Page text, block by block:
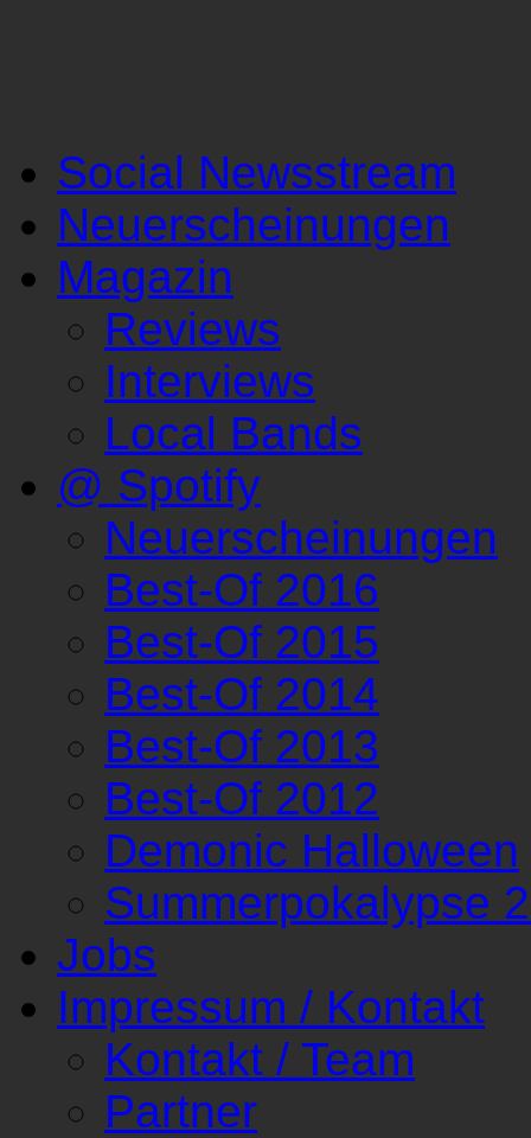
Social Newsstream
Neuerscheinungen
Magazin
Reviews
Interviews
Local Bands
@ Spotify
Neuerscheinungen
Best-Of 2016
Best-Of 2015
Best-Of 2014
Best-Of 2013
Best-Of 2012
Demonic Halloween
Summerpokalypse
Jobs
Impressum / Kontakt
Kontakt / Team
Partner